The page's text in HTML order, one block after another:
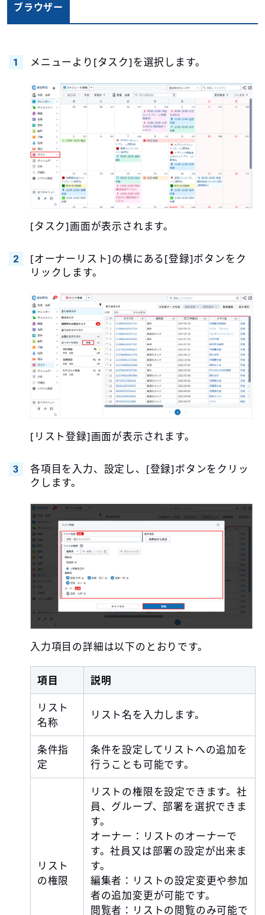
ブラウザー
メニューより[タスク]を選択します。
[タスク]画面が表示されます。
[オーナーリスト]の横にある[登録]ボタンをク
リックします。
[リスト登録]画面が表示されます。
各項目を入力、設定し、[登録]ボタンをクリッ
クします。
入力項目の詳細は以下のとおりです。
項目
説明
リスト
名称
リスト名を入力します。
条件指
定
条件を設定してリストへの追加を
行うことも可能です。
リスト
の権限
リストの権限を設定できます。社
員、グループ、部署を選択できま
す。
オーナー：リストのオーナーで
す。社員又は部署の設定が出来ま
す。
編集者：リストの設定変更や参加
者の追加変更が可能です。
閲覧者：リストの閲覧のみ可能で